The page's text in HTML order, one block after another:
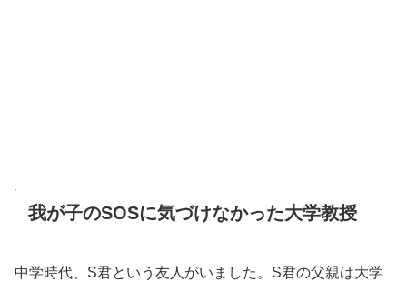
我が子のSOSに気づけなかった大学教授
中学時代、S君という友人がいました。S君の父親は大学